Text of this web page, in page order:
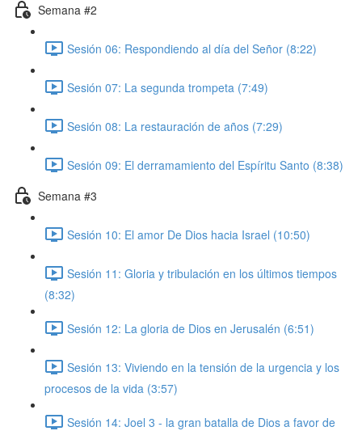
Semana #2
Sesión 06: Respondiendo al día del Señor (8:22)
Sesión 07: La segunda trompeta (7:49)
Sesión 08: La restauración de años (7:29)
Sesión 09: El derramamiento del Espíritu Santo (8:38)
Semana #3
Sesión 10: El amor De Dios hacia Israel (10:50)
Sesión 11: Gloria y tribulación en los últimos tiempos
(8:32)
Sesión 12: La gloria de Dios en Jerusalén (6:51)
Sesión 13: Viviendo en la tensión de la urgencia y los
procesos de la vida (3:57)
Sesión 14: Joel 3 - la gran batalla de Dios a favor de